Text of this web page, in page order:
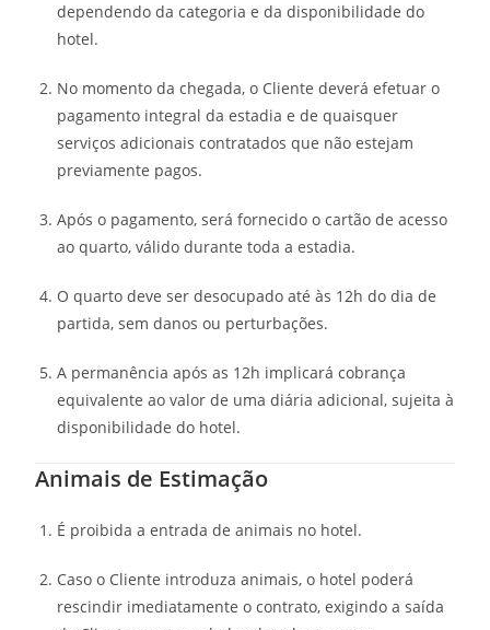
dependendo da categoria e da disponibilidade do
hotel.
No momento da chegada, o Cliente deverá efetuar o
pagamento integral da estadia e de quaisquer
serviços adicionais contratados que não estejam
previamente pagos.
Após o pagamento, será fornecido o cartão de acesso
ao quarto, válido durante toda a estadia.
O quarto deve ser desocupado até às 12h do dia de
partida, sem danos ou perturbações.
A permanência após as 12h implicará cobrança
equivalente ao valor de uma diária adicional, sujeita à
disponibilidade do hotel.
Animais de Estimação
É proibida a entrada de animais no hotel.
Caso o Cliente introduza animais, o hotel poderá
rescindir imediatamente o contrato, exigindo a saída